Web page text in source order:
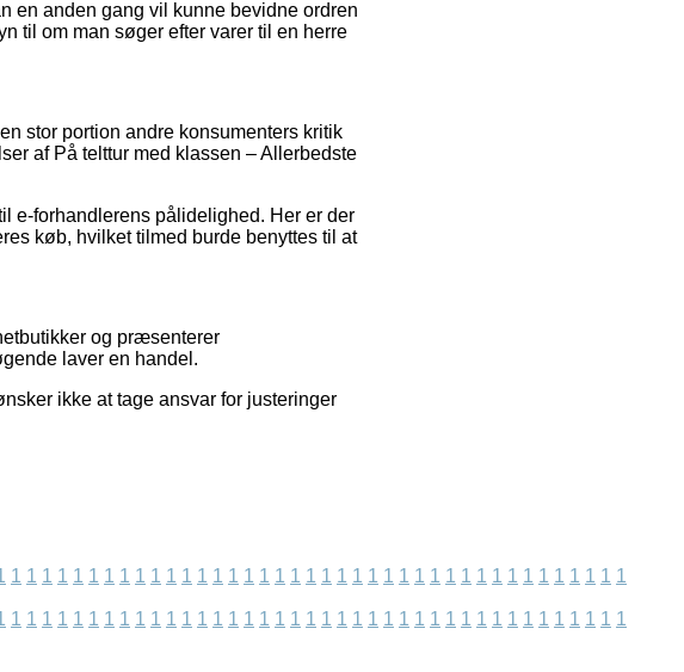
en anden gang vil kunne bevidne ordren
til om man søger efter varer til en herre
stor portion andre konsumenters kritik
af På telttur med klassen – Allerbedste
e-forhandlerens pålidelighed. Her er der
køb, hvilket tilmed burde benyttes til at
og præsenterer
laver en handel.
ikke at tage ansvar for justeringer
1 1 1 1 1 1 1 1 1 1 1 1 1 1 1 1 1 1 1 1 1 1 1 1 1 1 1 1 1 1 1 1 1 1 1 1 1 1 1 1
1 1 1 1 1 1 1 1 1 1 1 1 1 1 1 1 1 1 1 1 1 1 1 1 1 1 1 1 1 1 1 1 1 1 1 1 1 1 1 1